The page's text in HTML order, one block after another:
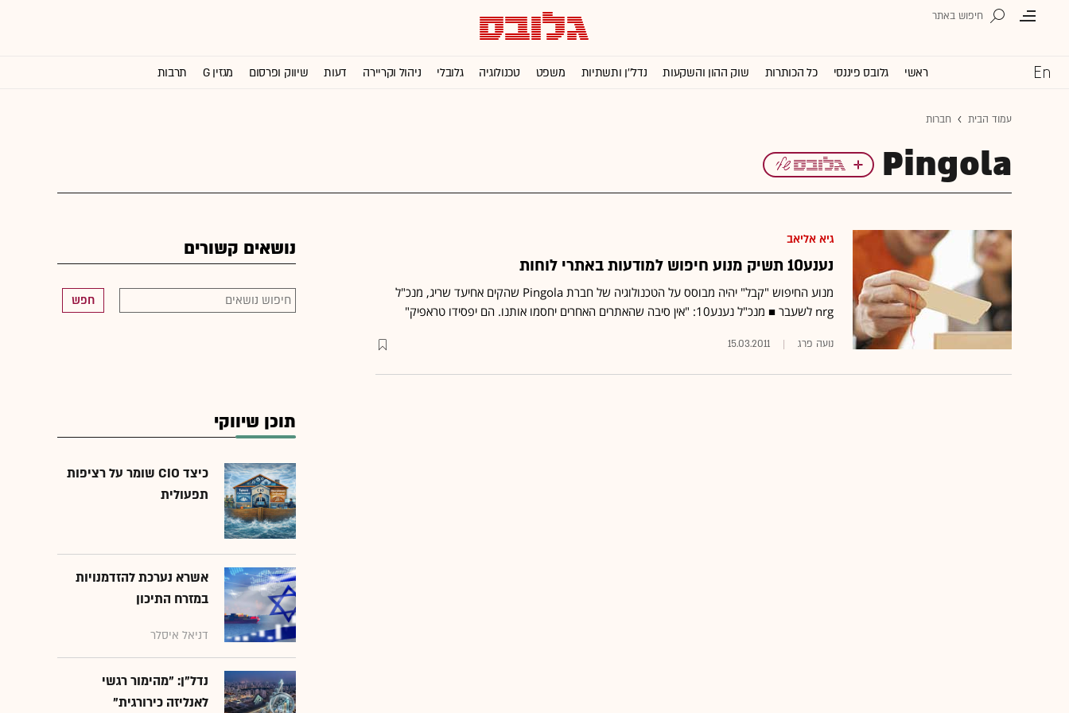
ראשי גלובס פיננסי כל הכותרות שוק ההון והשקעות נדל''ן ותשתיות משפט טכנולוגיה גלובלי ניהול וקריירה דעות שיווק ופרסום מגזין G תרבות
עמוד הבית חברות
Pingola
גיא אליאב
נענע10 תשיק מנוע חיפוש למודעות באתרי לוחות
מנוע החיפוש "קבל" יהיה מבוסס על הטכנולוגיה של חברת Pingola שהקים אחיעד שריג, מנכ"ל
nrg לשעבר ■ מנכ"ל נענע10: "אין סיבה שהאתרים האחרים יחסמו אותנו. הם יפסידו טראפיק"
נועה פרג 15.03.2011
נושאים קשורים
חפש
תוכן שיווקי
כיצד CIO שומר על רציפות
תפעולית
אשרא נערכת להזדמנויות
במזרח התיכון
דניאל איסלר
נדל"ן: "מהימור רגשי
לאנליזה כירורגית"